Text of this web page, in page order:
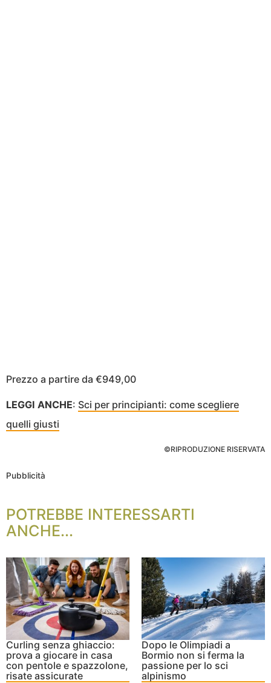
Prezzo a partire da €949,00
LEGGI ANCHE: Sci per principianti: come scegliere
quelli giusti
©RIPRODUZIONE RISERVATA
Pubblicità
POTREBBE INTERESSARTI
ANCHE...
Curling senza ghiaccio:
prova a giocare in casa
con pentole e spazzolone,
risate assicurate
Dopo le Olimpiadi a
Bormio non si ferma la
passione per lo sci
alpinismo